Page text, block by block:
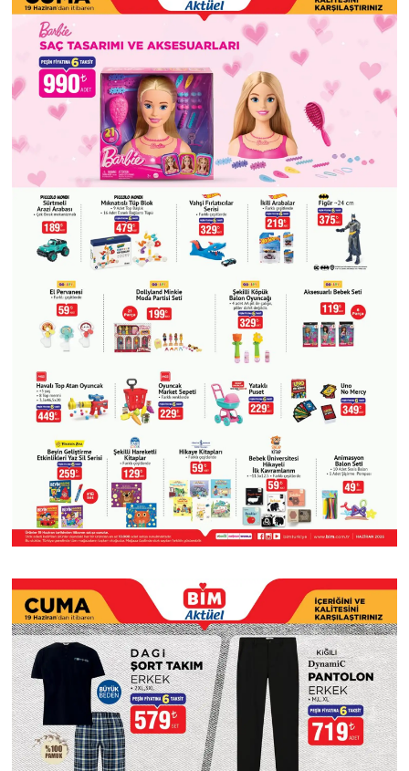
OTOMOTİV
Resmi İlanlar
SAĞLIK
Savaştepe
SEYAHAT
Sındırgı
SÜRMANŞET
Susurluk
TARİHTE BUGÜN
Trend
TÜRKİYE
VİZYONDAKİLER
YAŞAM